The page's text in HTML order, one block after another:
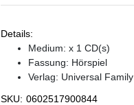
Details:
Medium: x 1 CD(s)
Fassung: Hörspiel
Verlag: Universal Family
SKU: 0602517900844